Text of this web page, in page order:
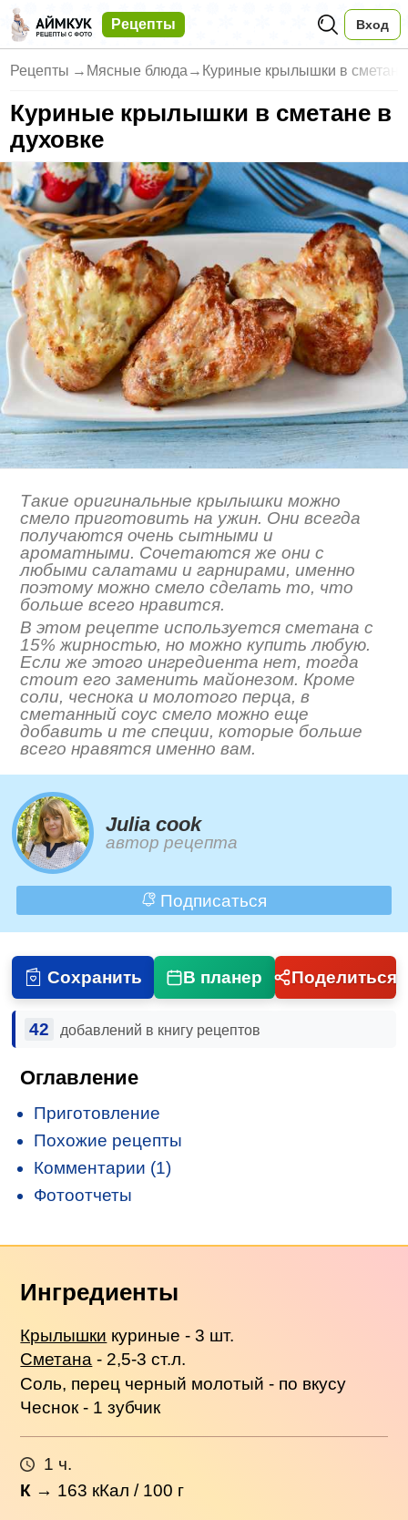
Рецепты Вход
Рецепты → Мясные блюда → Куриные крылышки в сметане
Куриные крылышки в сметане в
духовке
Такие оригинальные крылышки можно
смело приготовить на ужин. Они всегда
получаются очень сытными и
ароматными. Сочетаются же они с
любыми салатами и гарнирами, именно
поэтому можно смело сделать то, что
больше всего нравится.
В этом рецепте используется сметана с
15% жирностью, но можно купить любую.
Если же этого ингредиента нет, тогда
стоит его заменить майонезом. Кроме
соли, чеснока и молотого перца, в
сметанный соус смело можно еще
добавить и те специи, которые больше
всего нравятся именно вам.
Julia cook
автор рецепта
Подписаться
Сохранить В планер Поделиться
42 добавлений в книгу рецептов
Оглавление
Приготовление
Похожие рецепты
Комментарии (1)
Фотоотчеты
Ингредиенты
Крылышки куриные - 3 шт.
Сметана - 2,5-3 ст.л.
Соль, перец черный молотый - по вкусу
Чеснок - 1 зубчик
1 ч.
К → 163 кКал / 100 г